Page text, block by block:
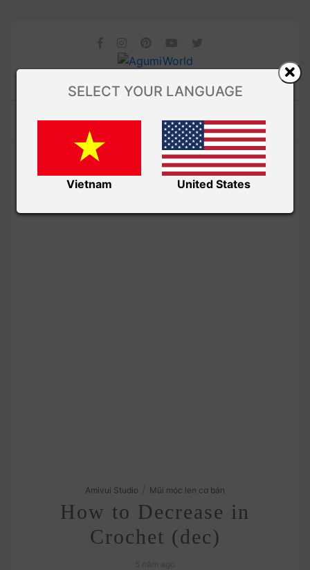
Amivui Studio Mũi móc len cơ bản
How to Decrease in
Crochet (dec)
SELECT YOUR LANGUAGE
Vietnam United States